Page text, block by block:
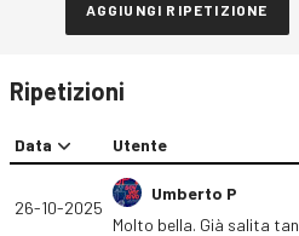
AGGIUNGI RIPETIZIONE
Ripetizioni
Data Utente
26-10-2025
Umberto P
Molto bella. Già salita